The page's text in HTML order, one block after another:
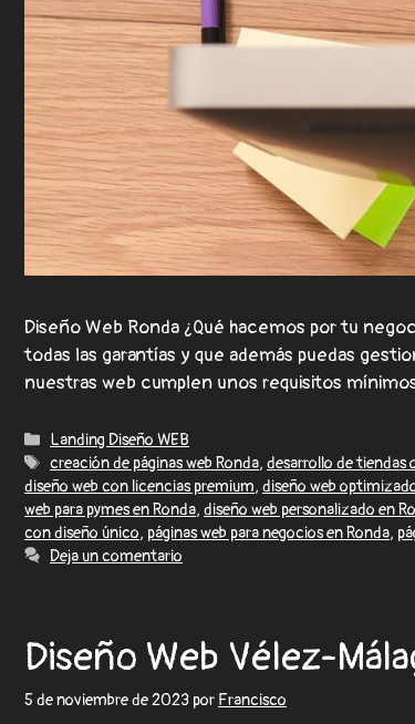
Diseño Web Ronda ¿Qué hacemos por tu
todas las garantías y que además puedas
nuestras web cumplen unos requisitos
Landing Diseño WEB
creación de páginas web Ronda,desarrollo de tiendas
diseño web con licencias premium, diseño web
web para pymes en Ronda, diseño web personalizado en
con diseño único, páginas web para negocios en Ronda,
Deja un comentario
Diseño Web Vélez-
5 de noviembre de 2023 por Francisco